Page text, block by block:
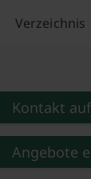
Verzeichnis
Kontakt
Angebote